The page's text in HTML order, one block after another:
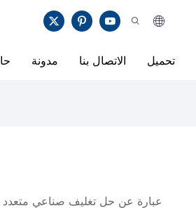
مدونة الاتصال بنا تحميل